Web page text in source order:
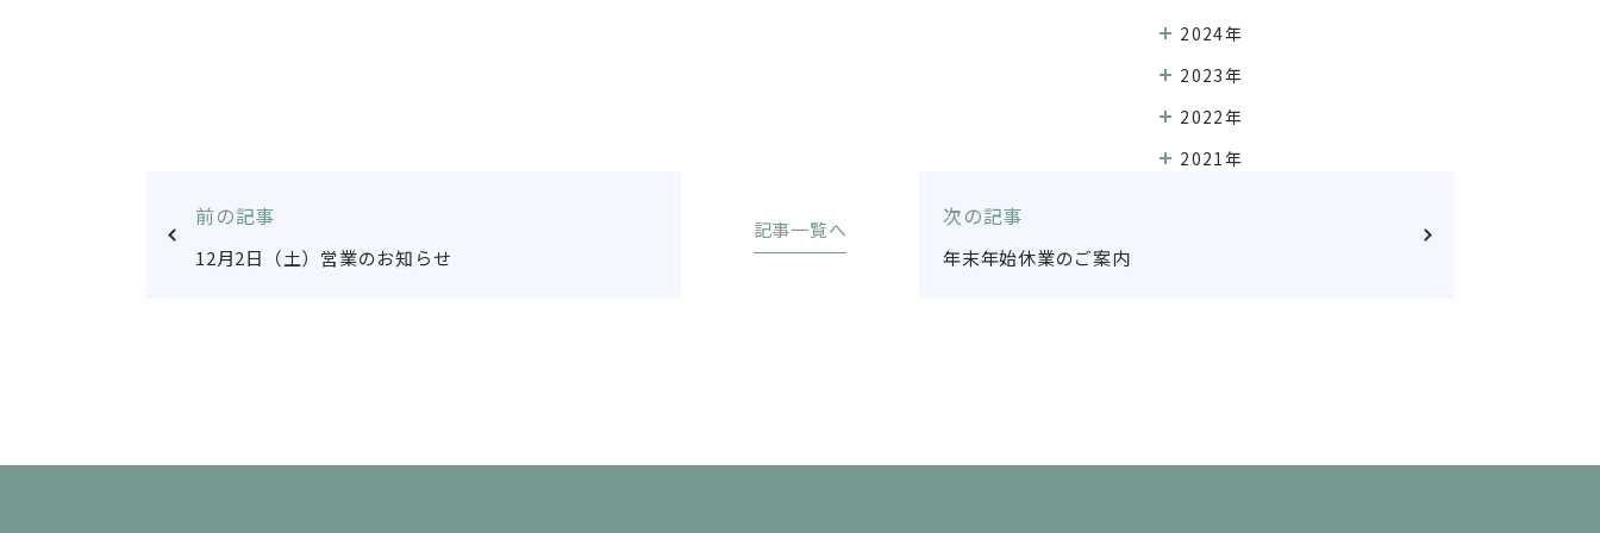
2024年
2023年
2022年
2021年
前の記事
12月2日（土）営業のお知らせ
記事一覧へ 次の記事
年末年始休業のご案内